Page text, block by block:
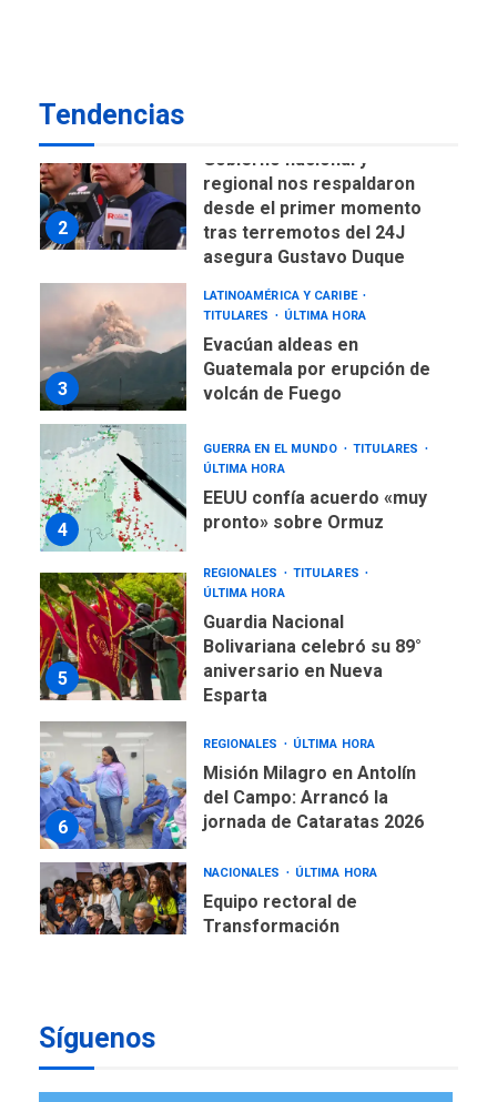
Tendencias
2
Gobierno nacional y
regional nos respaldaron
desde el primer momento
tras terremotos del 24J
asegura Gustavo Duque
3
LATINOAMÉRICA Y CARIBE
TITULARES
ÚLTIMA HORA
Evacúan aldeas en
Guatemala por erupción de
volcán de Fuego
4
GUERRA EN EL MUNDO
TITULARES
ÚLTIMA HORA
EEUU confía acuerdo «muy
pronto» sobre Ormuz
5
REGIONALES
TITULARES
ÚLTIMA HORA
Guardia Nacional
Bolivariana celebró su 89°
aniversario en Nueva
Esparta
6
REGIONALES ÚLTIMA HORA
Misión Milagro en Antolín
del Campo: Arrancó la
jornada de Cataratas 2026
NACIONALES ÚLTIMA HORA
Equipo rectoral de
Transformación
Síguenos